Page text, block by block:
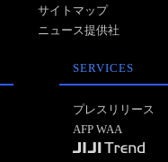
サイトマップ
ニュース提供社
SERVICES
プレスリリース
AFP WAA